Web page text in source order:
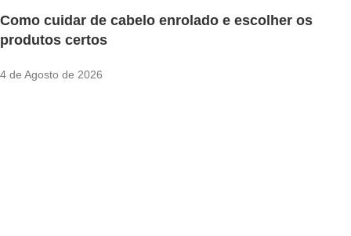
Como cuidar de cabelo enrolado e escolher os
produtos certos
4 de Agosto de 2026